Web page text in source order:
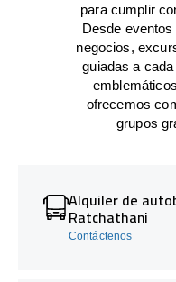
para cumplir
Desde
negocios,
guiadas a
ofrecemos
grupos
Alquiler de
Ratchathani
Contáctenos